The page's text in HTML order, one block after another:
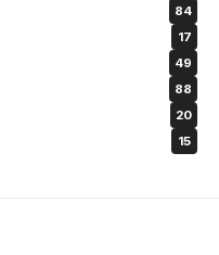
84
17
49
88
20
15